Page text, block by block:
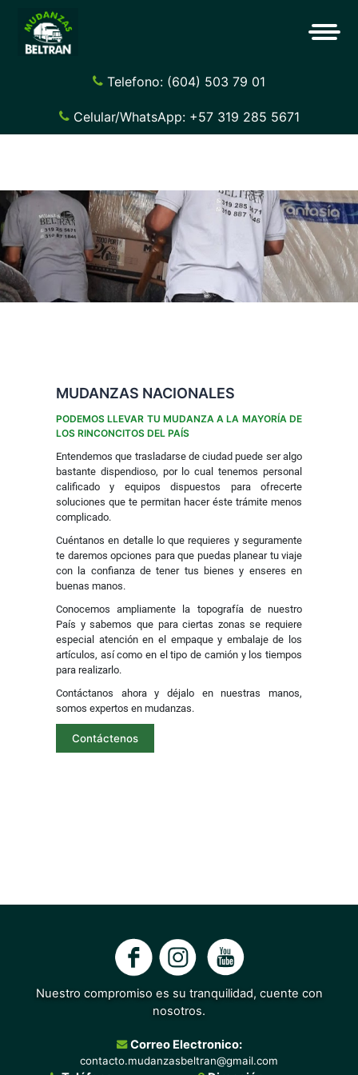
Telefono: (604) 503 79 01
Celular/WhatsApp: +57 319 285 5671
MUDANZAS NACIONALES
PODEMOS LLEVAR TU MUDANZA A LA MAYORÍA DE
LOS RINCONCITOS DEL PAÍS
Entendemos que trasladarse de ciudad puede ser algo
bastante dispendioso, por lo cual tenemos personal
calificado y equipos dispuestos para ofrecerte
soluciones que te permitan hacer éste trámite menos
complicado.
Cuéntanos en detalle lo que requieres y seguramente
te daremos opciones para que puedas planear tu viaje
con la confianza de tener tus bienes y enseres en
buenas manos.
Conocemos ampliamente la topografía de nuestro
País y sabemos que para ciertas zonas se requiere
especial atención en el empaque y embalaje de los
artículos, así como en el tipo de camión y los tiempos
para realizarlo.
Contáctanos ahora y déjalo en nuestras manos,
somos expertos en mudanzas.
Contáctenos
Nuestro compromiso es su tranquilidad, cuente con
nosotros.
Correo Electronico:
contacto.mudanzasbeltran@gmail.com